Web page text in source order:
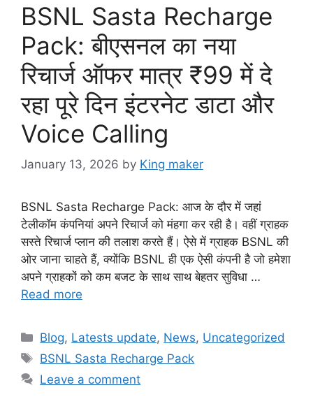
BSNL Sasta Recharge
Pack: बीएसनल का नया
रिचार्ज ऑफर मात्र ₹99 में दे
रहा पूरे दिन इंटरनेट डाटा और
Voice Calling
January 13, 2026 by King maker
BSNL Sasta Recharge Pack: आज के दौर में जहां
टेलीकॉम कंपनियां अपने रिचार्ज को मंहगा कर रही है। वहीं ग्राहक
सस्ते रिचार्ज प्लान की तलाश करते हैं। ऐसे में ग्राहक BSNL की
ओर जाना चाहते हैं, क्योंकि BSNL ही एक ऐसी कंपनी है जो हमेशा
अपने ग्राहकों को कम बजट के साथ साथ बेहतर सुविधा …
Read more
Categories
Blog, Latests update, News, Uncategorized
Tags
BSNL Sasta Recharge Pack
Leave a comment